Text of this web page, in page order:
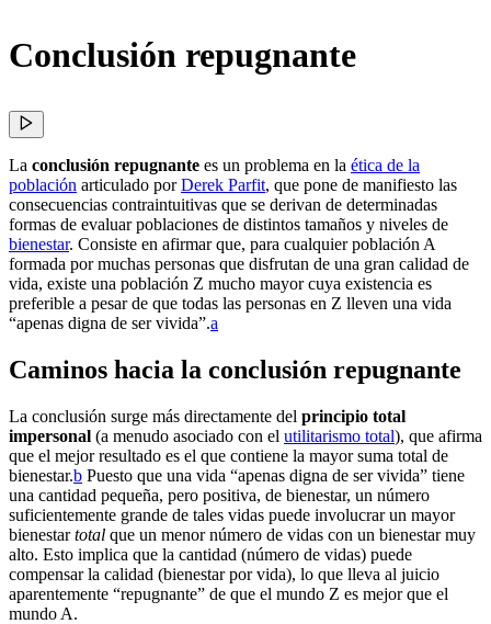
Conclusión repugnante
La conclusión repugnante es un problema en la ética de la
población articulado porDerek Parfit, que pone de manifiesto las
consecuencias contraintuitivas que se derivan de determinadas
formas de evaluar poblaciones de distintos tamaños y niveles de
bienestar. Consiste en afirmar que, para cualquier población A
formada por muchas personas que disfrutan de una gran calidad de
vida, existe una población Z mucho mayor cuya existencia es
preferible a pesar de que todas las personas en Z lleven una vida
“apenas digna de ser vivida”.⁠a
Caminos hacia la conclusión repugnante
La conclusión surge más directamente del principio total
impersonal (a menudo asociado con el utilitarismo total), que afirma
que el mejor resultado es el que contiene la mayor suma total de
bienestar.⁠b Puesto que una vida “apenas digna de ser vivida” tiene
una cantidad pequeña, pero positiva, de bienestar, un número
suficientemente grande de tales vidas puede involucrar un mayor
bienestartotal que un menor número de vidas con un bienestar muy
alto. Esto implica que la cantidad (número de vidas) puede
compensar la calidad (bienestar por vida), lo que lleva al juicio
aparentemente “repugnante” de que el mundo Z es mejor que el
mundo A.